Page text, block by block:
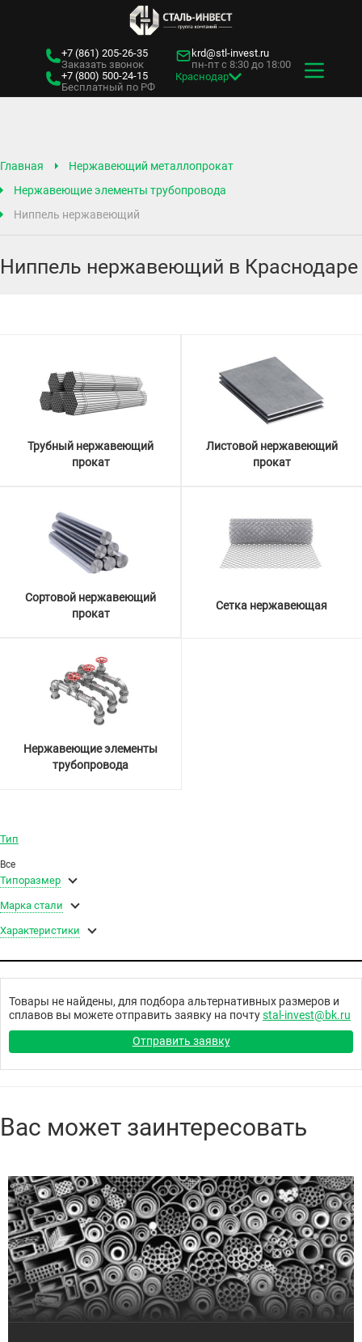
+7 (861) 205-26-35
Заказать звонок
+7 (800) 500-24-15
Бесплатный по РФ
krd@stl-invest.ru
пн-пт с 8:30 до 18:00
Краснодар
Главная
Нержавеющий металлопрокат
Нержавеющие элементы трубопровода
Ниппель нержавеющий
Ниппель нержавеющий в Краснодаре
Трубный нержавеющий
прокат
Листовой нержавеющий
прокат
Сортовой нержавеющий
прокат
Сетка нержавеющая
Нержавеющие элементы
трубопровода
Тип
Все
Типоразмер
Марка стали
Характеристики
Товары не найдены, для подбора альтернативных размеров и
сплавов вы можете отправить заявку на почтуstal-invest@bk.ru
Отправить заявку
Вас может заинтересовать